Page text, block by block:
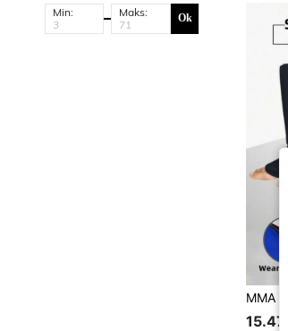
Min: Maks: Ok
15.47€